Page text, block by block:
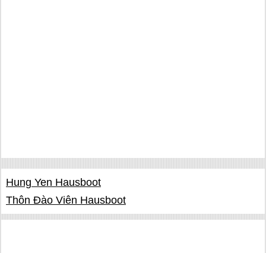
Hung Yen Hausboot
Thôn Đào Viên Hausboot